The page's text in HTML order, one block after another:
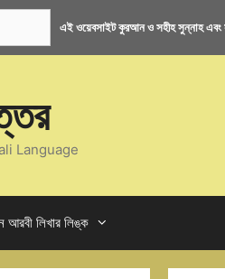
এই ওয়েবসাইট কুরআন ও সহীহ সুন্নাহ এবং
Language
আরবী লিখার লিঙ্ক